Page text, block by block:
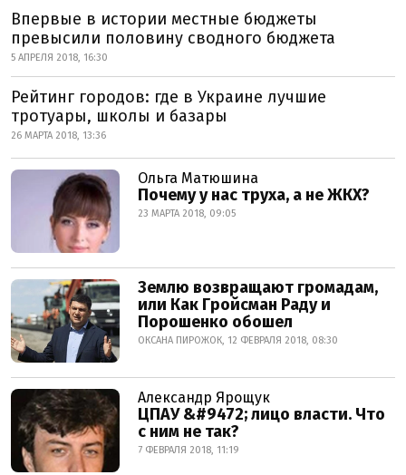
Впервые в истории местные бюджеты
превысили половину сводного бюджета
5 АПРЕЛЯ 2018, 16:30
Рейтинг городов: где в Украине лучшие
тротуары, школы и базары
26 МАРТА 2018, 13:36
Ольга Матюшина
Почему у нас труха, а не ЖКХ?
23 МАРТА 2018, 09:05
Землю возвращают громадам,
или Как Гройсман Раду и
Порошенко обошел
ОКСАНА ПИРОЖОК, 12 ФЕВРАЛЯ 2018, 08:30
Александр Ярощук
ЦПАУ &#9472; лицо власти. Что
с ним не так?
7 ФЕВРАЛЯ 2018, 11:19